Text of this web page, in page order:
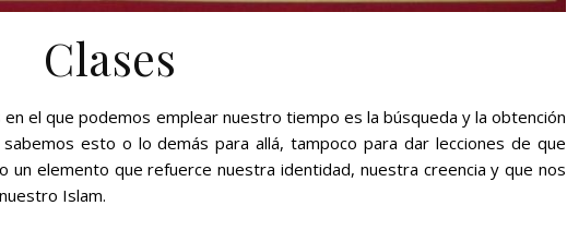
Clases
el que podemos emplear nuestro tiempo es la búsqueda y la obtención
esto o lo demás para allá, tampoco para dar lecciones de que
un elemento que refuerce nuestra identidad, nuestra creencia y que nos
Islam.